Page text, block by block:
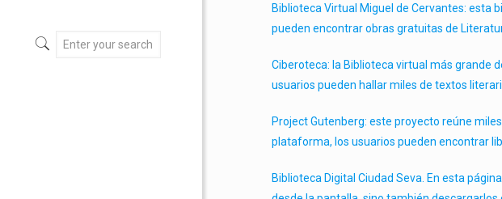
Biblioteca Virtual Miguel de Cervantes: esta
pueden encontrar obras gratuitas de
Ciberoteca: la Biblioteca virtual más grande
usuarios pueden hallar miles de textos
Project Gutenberg: este proyecto reúne
plataforma, los usuarios pueden encontrar
Biblioteca Digital Ciudad Seva. En esta